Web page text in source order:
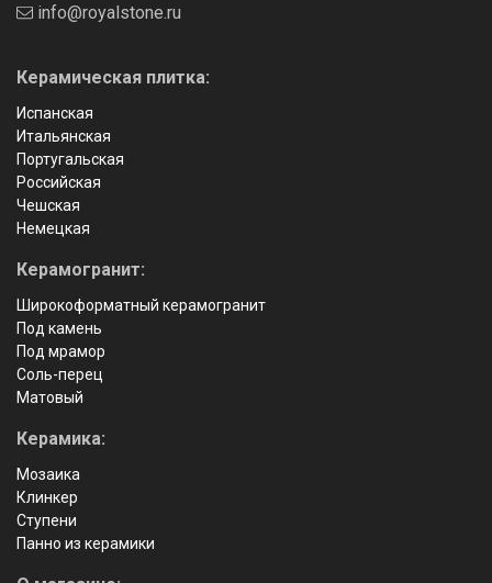
info@royalstone.ru
Керамическая плитка:
Испанская
Итальянская
Португальская
Российская
Чешская
Немецкая
Керамогранит:
Широкоформатный керамогранит
Под камень
Под мрамор
Соль-перец
Матовый
Керамика:
Мозаика
Клинкер
Ступени
Панно из керамики